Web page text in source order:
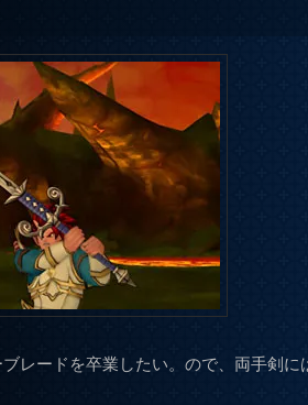
レードを卒業したい。ので、両手剣に